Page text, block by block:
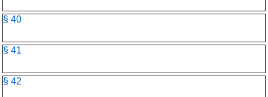
§ 40
§ 41
§ 42